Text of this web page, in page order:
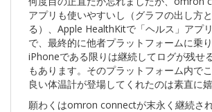
アプリも使いやすいし（グラフの出し方
る）、Apple HealthKitで「ヘルス」アプ
で、最終的に他者プラットフォームに乗
iPhoneである限りは継続してログが残せ
もあります。そのプラットフォーム内で
良い体温計が登場してくれたのは素直に嬉
願わくはomron connectが末永く継続さ